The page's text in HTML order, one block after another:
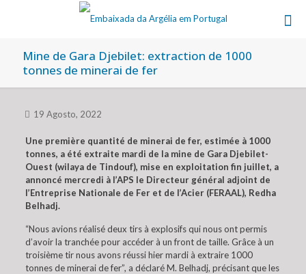
Mine de Gara Djebilet: extraction de 1000
tonnes de minerai de fer
19 Agosto, 2022
Une première quantité de minerai de fer, estimée à 1000
tonnes, a été extraite mardi de la mine de Gara Djebilet-
Ouest (wilaya de Tindouf), mise en exploitation fin juillet, a
annoncé mercredi à l’APS le Directeur général adjoint de
l’Entreprise Nationale de Fer et de l’Acier (FERAAL), Redha
Belhadj.
“Nous avions réalisé deux tirs à explosifs qui nous ont permis
d’avoir la tranchée pour accéder à un front de taille. Grâce à un
troisième tir nous avons réussi hier mardi à extraire 1000
tonnes de minerai de fer”, a déclaré M. Belhadj, précisant que les